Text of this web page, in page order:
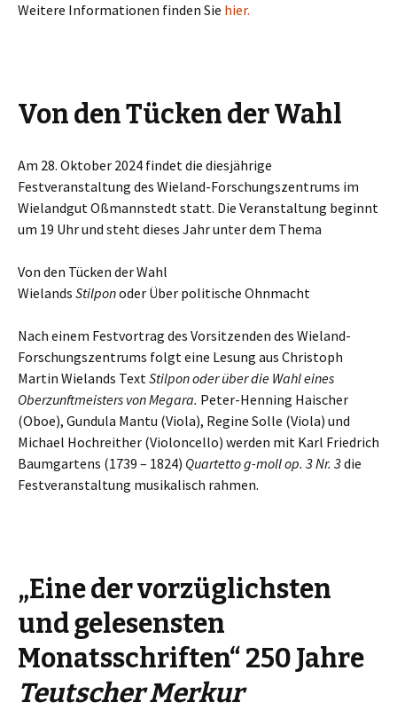
Weitere Informationen finden Sie hier.
Von den Tücken der Wahl
Am 28. Oktober 2024 findet die diesjährige
Festveranstaltung des Wieland-Forschungszentrums im
Wielandgut Oßmannstedt statt. Die Veranstaltung beginnt
um 19 Uhr und steht dieses Jahr unter dem Thema
Von den Tücken der Wahl
Wielands Stilponoder Über politische Ohnmacht
Nach einem Festvortrag des Vorsitzenden des Wieland-
Forschungszentrums folgt eine Lesung aus Christoph
Martin Wielands Text Stilpon oder über die Wahl eines
Oberzunftmeisters von Megara. Peter-Henning Haischer
(Oboe), Gundula Mantu (Viola), Regine Solle (Viola) und
Michael Hochreither (Violoncello) werden mit Karl Friedrich
Baumgartens (1739 – 1824) Quartetto g-moll op. 3 Nr. 3die
Festveranstaltung musikalisch rahmen.
„Eine der vorzüglichsten
und gelesensten
Monatsschriften“ 250 Jahre
Teutscher Merkur